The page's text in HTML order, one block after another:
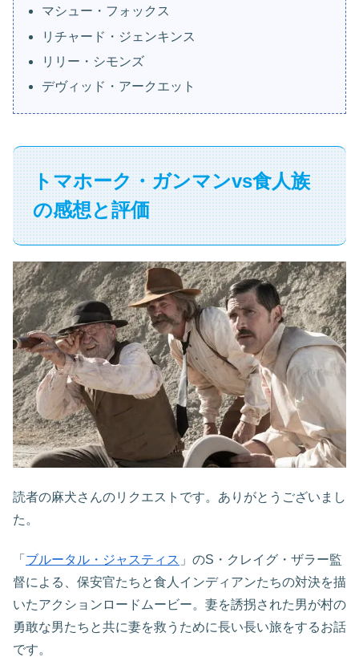
マシュー・フォックス
リチャード・ジェンキンス
リリー・シモンズ
デヴィッド・アークエット
トマホーク・ガンマンvs食人族
の感想と評価
読者の麻犬さんのリクエストです。ありがとうございまし
た。
「 ブルータル・ジャスティス 」のS・クレイグ・ザラー監
督による、保安官たちと食人インディアンたちの対決を描
いたアクションロードムービー。妻を誘拐された男が村の
勇敢な男たちと共に妻を救うために長い長い旅をするお話
です。